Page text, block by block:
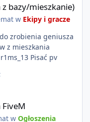
z bazy/mieszkanie)
w Ekipy i gracze
zrobienia geniusza
z mieszkania
Pisać pv
w Ogłoszenia